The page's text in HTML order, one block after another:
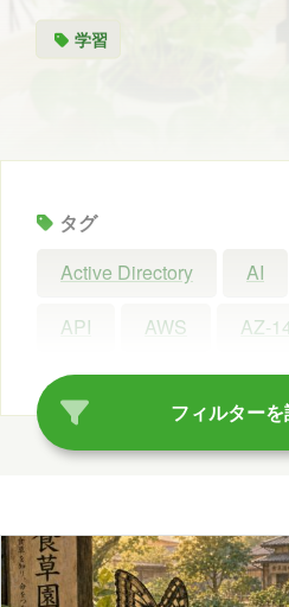
学習
タグ
Active Directory
AI
API
AWS AZ-
Azure AI Search
Azure Synapse Analytics
ChatGPT
Claude
フィルター